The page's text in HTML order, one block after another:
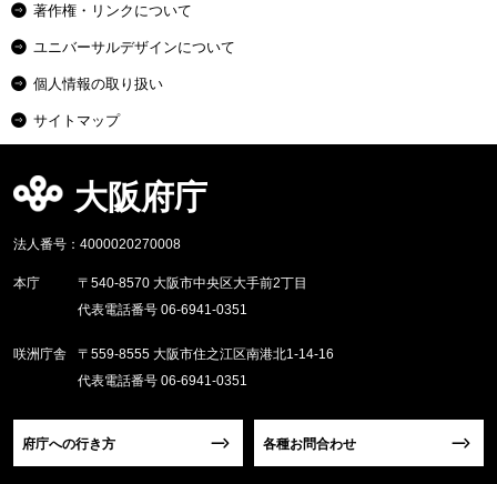
著作権・リンクについて
ユニバーサルデザインについて
個人情報の取り扱い
サイトマップ
大阪府庁
法人番号：4000020270008
本庁
〒540-8570 大阪市中央区大手前2丁目
代表電話番号 06-6941-0351
咲洲庁舎
〒559-8555 大阪市住之江区南港北1-14-16
代表電話番号 06-6941-0351
府庁への行き方 各種お問合わせ